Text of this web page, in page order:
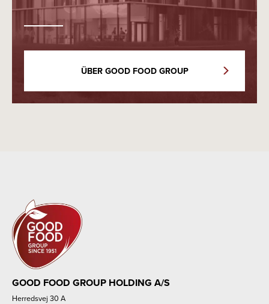
ÜBER GOOD FOOD GROUP
GOOD FOOD GROUP HOLDING A/S
Herredsvej 30 A